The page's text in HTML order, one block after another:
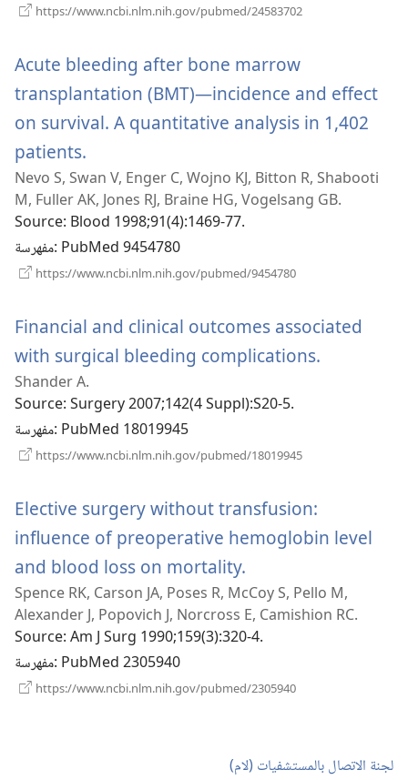
https://www.ncbi.nlm.nih.gov/pubmed/24583702
Acute bleeding after bone marrow
transplantation (BMT)—incidence and effect
on survival. A quantitative analysis in 1,402
patients.
نافذة
جديدة)
Nevo S, Swan V, Enger C, Wojno KJ, Bitton R, Shabooti
M, Fuller AK, Jones RJ, Braine HG, Vogelsang GB.
Source‎: Blood 1998;91(4):1469-77.
مفهرسة‎: PubMed 9454780
https://www.ncbi.nlm.nih.gov/pubmed/9454780
Financial and clinical outcomes associated
with surgical bleeding complications.
Shander A.
Source‎: Surgery 2007;142(4 Suppl):S20-5.
مفهرسة‎: PubMed 18019945
https://www.ncbi.nlm.nih.gov/pubmed/18019945
Elective surgery without transfusion:
influence of preoperative hemoglobin level
and blood loss on mortality.
نافذة
جديدة)
Spence RK, Carson JA, Poses R, McCoy S, Pello M,
Alexander J, Popovich J, Norcross E, Camishion RC.
Source‎: Am J Surg 1990;159(3):320-4.
مفهرسة‎: PubMed 2305940
https://www.ncbi.nlm.nih.gov/pubmed/2305940
لجنة الاتصال بالمستشفيات (‏لام)‏